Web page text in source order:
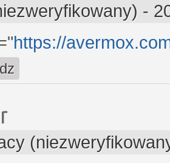
-
https://